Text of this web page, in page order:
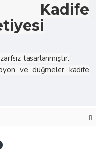
Kadife
tasarlanmıştır.
ve düğmeler kadife